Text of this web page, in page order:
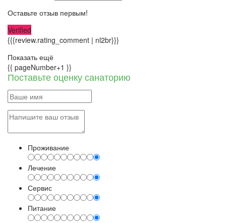
Оставьте отзыв первым!
Verified
{{{review.rating_comment | nl2br}}}
Показать ещё
{{ pageNumber+1 }}
Поставьте оценку санаторию
Проживание
Лечение
Сервис
Питание